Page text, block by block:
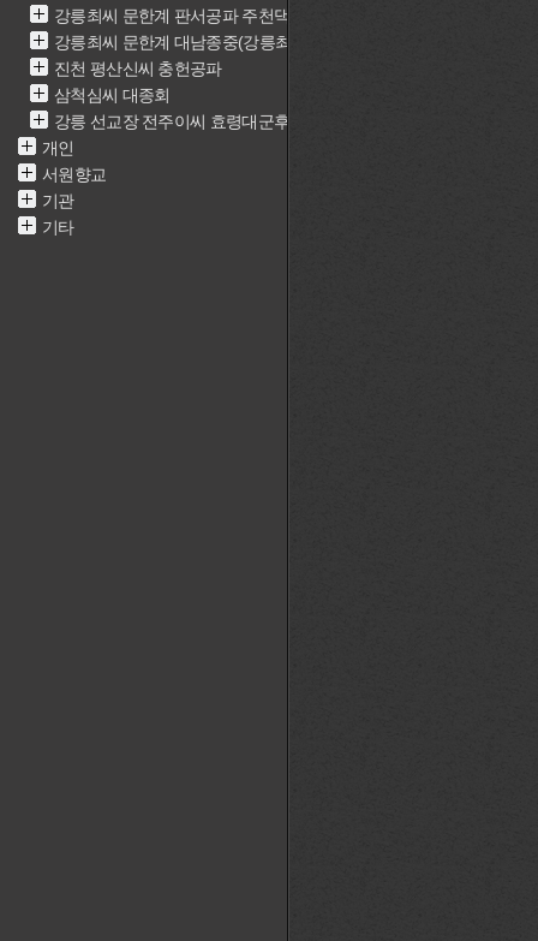
강릉최씨 문한계 판서공파 주천댁(최근중)
강릉최씨 문한계 대남종중(강릉최씨 문한계 재실)
진천 평산신씨 충헌공파
삼척심씨 대종회
강릉 선교장 전주이씨 효령대군후손가
개인
서원향교
기관
기타